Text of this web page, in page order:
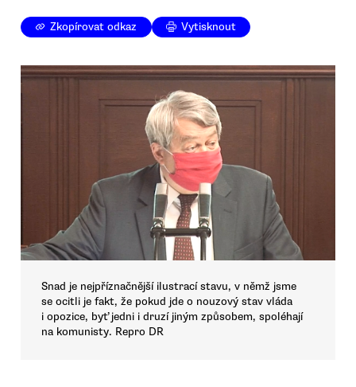
Zkopírovat odkaz Vytisknout
Snad je nejpříznačnější ilustrací stavu, v němž jsme
se ocitli je fakt, že pokud jde o nouzový stav vláda
i opozice, byť jedni i druzí jiným způsobem, spoléhají
na komunisty. Repro DR